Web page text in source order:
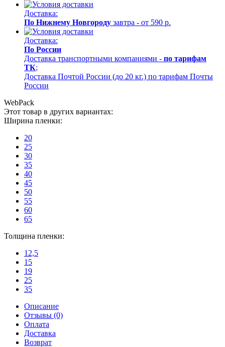
Доставка:
По Нижнему Новгороду завтра - от 590 р.
Доставка:
По России
Доставка транспортными компаниями - по тарифам
ТК;
Доставка Почтой России (до 20 кг.) по тарифам Почты
России
WebPack
Этот товар в других вариантах:
Ширина пленки:
20
25
30
35
40
45
50
55
60
65
Толщина пленки:
12,5
15
19
25
35
Описание
Отзывы (0)
Оплата
Доставка
Возврат